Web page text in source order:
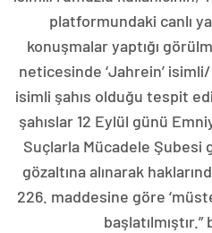
platformundaki canlı
konuşmalar yaptığı
neticesinde ‘Jahrein’ isimli/
isimli şahıs olduğu tespit
şahıslar 12 Eylül günü
Suçlarla Mücadele Şubesi
gözaltına alınarak
226. maddesine göre